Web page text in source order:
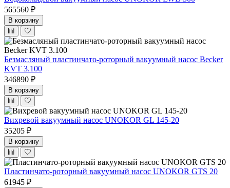
565560 ₽
В корзину
Безмасляный пластинчато-роторный вакуумный насос Becker
KVT 3.100
346890 ₽
В корзину
Вихревой вакуумный насос UNOKOR GL 145-20
35205 ₽
В корзину
Пластинчато-роторный вакуумный насос UNOKOR GTS 20
61945 ₽